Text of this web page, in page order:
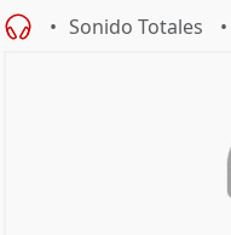
Sonido Totales